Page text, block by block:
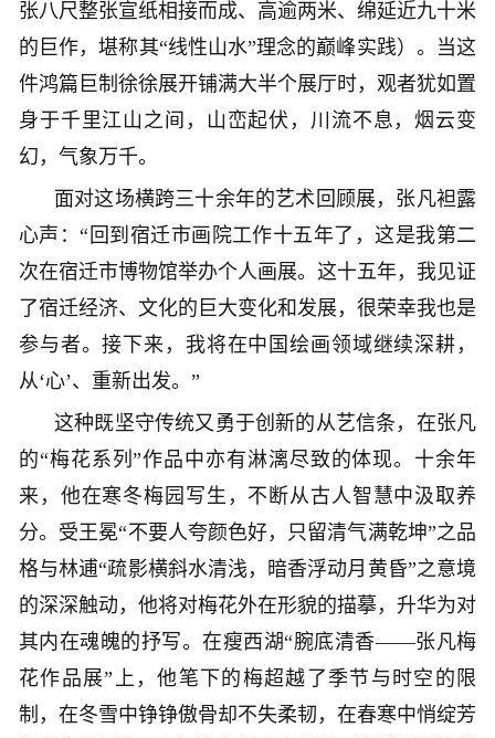
张八尺整张宣纸相接而成、高逾两米、绵延近九十米
的巨作，堪称其“线性山水”理念的巅峰实践）。当这
件鸿篇巨制徐徐展开铺满大半个展厅时，观者犹如置
身于千里江山之间，山峦起伏，川流不息，烟云变
幻，气象万千。
面对这场横跨三十余年的艺术回顾展，张凡袒露
心声：“回到宿迁市画院工作十五年了，这是我第二
次在宿迁市博物馆举办个人画展。这十五年，我见证
了宿迁经济、文化的巨大变化和发展，很荣幸我也是
参与者。接下来，我将在中国绘画领域继续深耕，
从‘心’、重新出发。”
这种既坚守传统又勇于创新的从艺信条，在张凡
的“梅花系列”作品中亦有淋漓尽致的体现。十余年
来，他在寒冬梅园写生，不断从古人智慧中汲取养
分。受王冕“不要人夸颜色好，只留清气满乾坤”之品
格与林逋“疏影横斜水清浅，暗香浮动月黄昏”之意境
的深深触动，他将对梅花外在形貌的描摹，升华为对
其内在魂魄的抒写。在瘦西湖“腕底清香——张凡梅
花作品展”上，他笔下的梅超越了季节与时空的限
制，在冬雪中铮铮傲骨却不失柔韧，在春寒中悄绽芳